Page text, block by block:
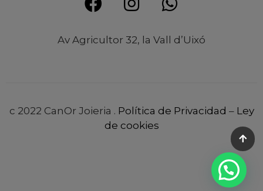
Av Agricultor 32, la Vall d’Uixó
c 2022 CanOr Joieria . Política de Privacidad – Ley
de cookies